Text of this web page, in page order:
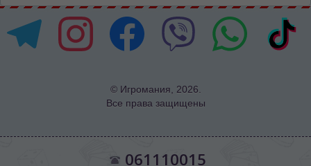
© Игромания, 2026.
Все права защищены
061110015